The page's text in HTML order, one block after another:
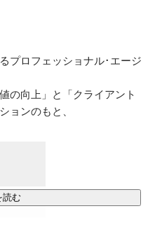
プロフェッショナル･エージ
の向上」と「クライアント
ョンのもと、
す。
開発・請負）、エージェン
読む